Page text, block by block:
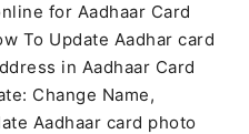
for Aadhaar Card
To Update Aadhar card
in Aadhaar Card
Change Name,
Aadhaar card photo